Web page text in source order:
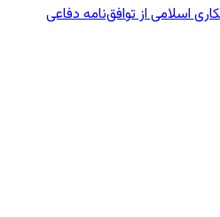
اسلامی از توافق‌نامه دفاعی